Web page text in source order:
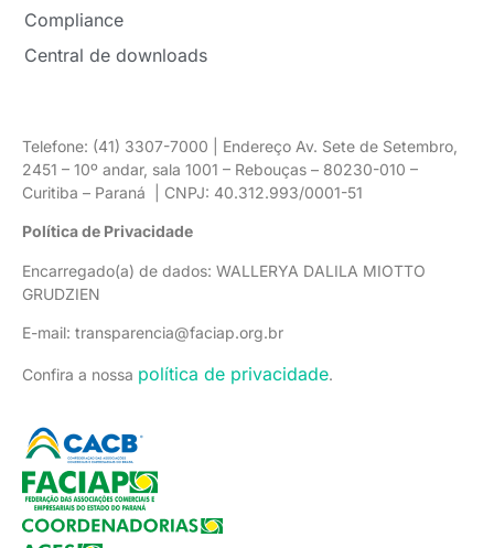
Compliance
Central de downloads
Telefone: (41) 3307-7000 | Endereço Av. Sete de Setembro,
2451 – 10º andar, sala 1001 – Rebouças – 80230-010 –
Curitiba – Paraná | CNPJ: 40.312.993/0001-51
Política de Privacidade
Encarregado(a) de dados: WALLERYA DALILA MIOTTO
GRUDZIEN
E-mail: transparencia@faciap.org.br
Confira a nossa política de privacidade.